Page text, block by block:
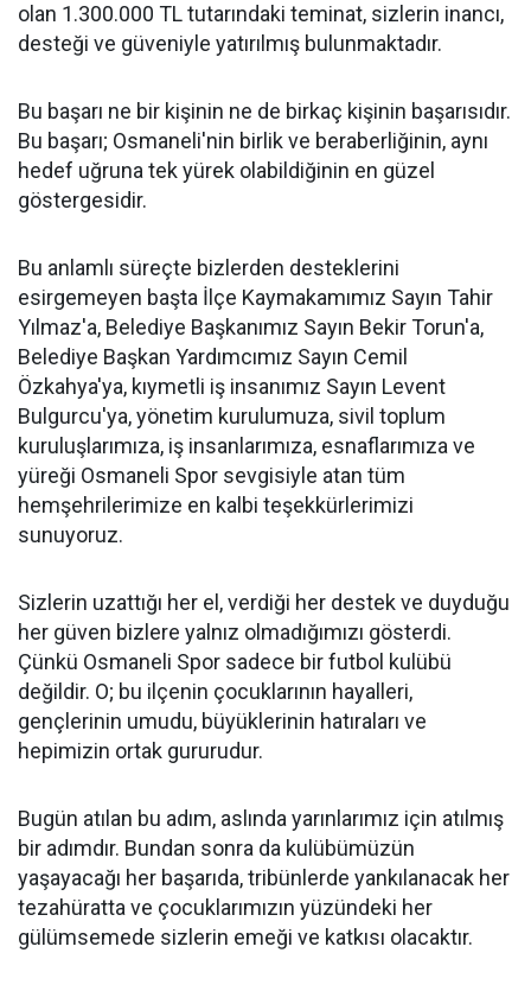
olan 1.300.000 TL tutarındaki teminat, sizlerin inancı,
desteği ve güveniyle yatırılmış bulunmaktadır.
Bu başarı ne bir kişinin ne de birkaç kişinin başarısıdır.
Bu başarı; Osmaneli'nin birlik ve beraberliğinin, aynı
hedef uğruna tek yürek olabildiğinin en güzel
göstergesidir.
Bu anlamlı süreçte bizlerden desteklerini
esirgemeyen başta İlçe Kaymakamımız Sayın Tahir
Yılmaz'a, Belediye Başkanımız Sayın Bekir Torun'a,
Belediye Başkan Yardımcımız Sayın Cemil
Özkahya'ya, kıymetli iş insanımız Sayın Levent
Bulgurcu'ya, yönetim kurulumuza, sivil toplum
kuruluşlarımıza, iş insanlarımıza, esnaflarımıza ve
yüreği Osmaneli Spor sevgisiyle atan tüm
hemşehrilerimize en kalbi teşekkürlerimizi
sunuyoruz.
Sizlerin uzattığı her el, verdiği her destek ve duyduğu
her güven bizlere yalnız olmadığımızı gösterdi.
Çünkü Osmaneli Spor sadece bir futbol kulübü
değildir. O; bu ilçenin çocuklarının hayalleri,
gençlerinin umudu, büyüklerinin hatıraları ve
hepimizin ortak gururudur.
Bugün atılan bu adım, aslında yarınlarımız için atılmış
bir adımdır. Bundan sonra da kulübümüzün
yaşayacağı her başarıda, tribünlerde yankılanacak her
tezahüratta ve çocuklarımızın yüzündeki her
gülümsemede sizlerin emeği ve katkısı olacaktır.